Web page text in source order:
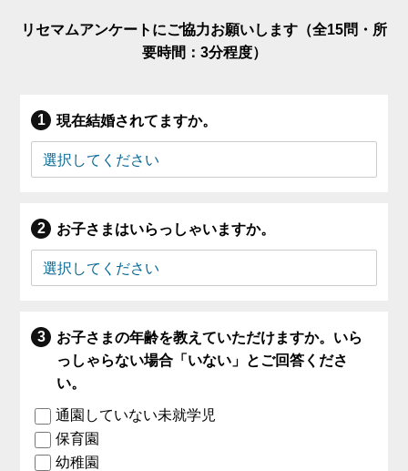
リセマムアンケートにご協力お願いします（全15問・所
要時間：3分程度）
現在結婚されてますか。
お子さまはいらっしゃいますか。
お子さまの年齢を教えていただけますか。いら
っしゃらない場合「いない」とご回答くださ
い。
通園していない未就学児
保育園
幼稚園